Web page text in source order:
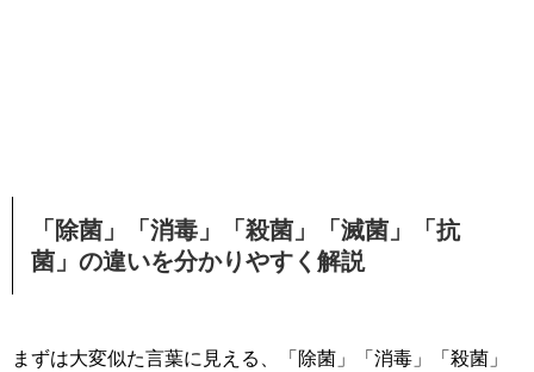
「除菌」「消毒」「殺菌」「滅菌」「抗
菌」の違いを分かりやすく解説
まずは大変似た言葉に見える、「除菌」「消毒」「殺菌」